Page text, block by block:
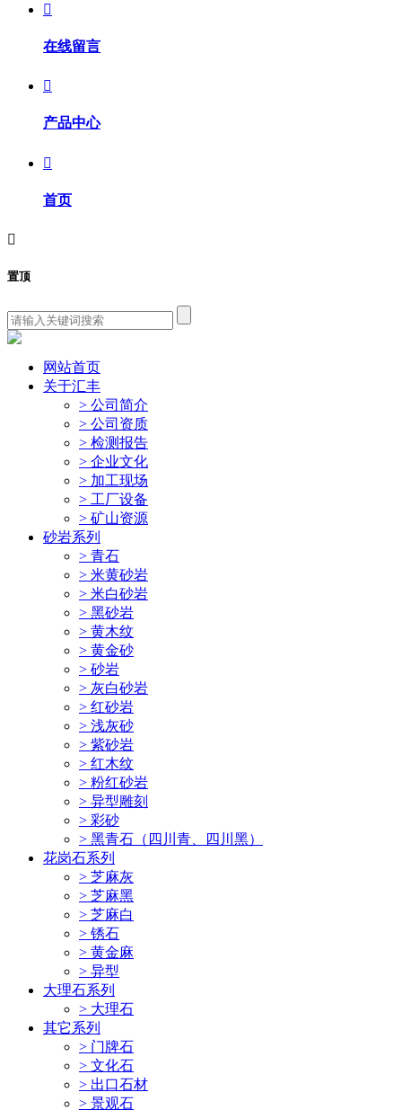

在线留言

产品中心

首页

置顶
网站首页
关于汇丰
> 公司简介
> 公司资质
> 检测报告
> 企业文化
> 加工现场
> 工厂设备
> 矿山资源
砂岩系列
> 青石
> 米黄砂岩
> 米白砂岩
> 黑砂岩
> 黄木纹
> 黄金砂
> 砂岩
> 灰白砂岩
> 红砂岩
> 浅灰砂
> 紫砂岩
> 红木纹
> 粉红砂岩
> 异型雕刻
> 彩砂
> 黑青石（四川青、四川黑）
花岗石系列
> 芝麻灰
> 芝麻黑
> 芝麻白
> 锈石
> 黄金麻
> 异型
大理石系列
> 大理石
其它系列
> 门牌石
> 文化石
> 出口石材
> 景观石